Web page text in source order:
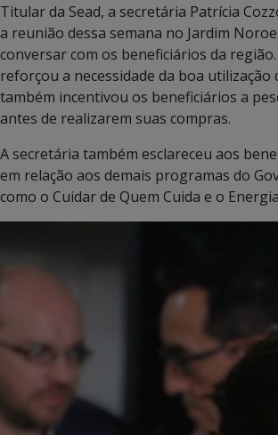
Titular da Sead, a secretária Patrícia
a reunião dessa semana no Jardim
conversar com os beneficiários da
reforçou a necessidade da boa utilização
também incentivou os beneficiários a
antes de realizarem suas compras.
A secretária também esclareceu aos
em relação aos demais programas do
como o Cuidar de Quem Cuida e o